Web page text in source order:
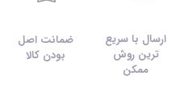
ارسال با سریع
ترین روش
ممکن
ضمانت اصل
بودن کالا